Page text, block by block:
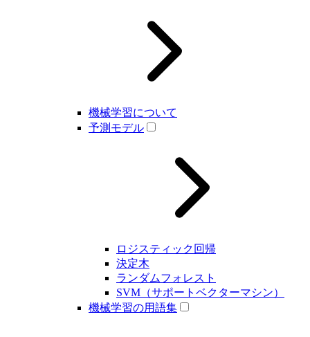
機械学習について
予測モデル
ロジスティック回帰
決定木
ランダムフォレスト
SVM（サポートベクターマシン）
機械学習の用語集